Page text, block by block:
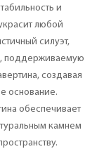
и
любой
силуэт,
поддерживаемую
создавая
основание.
обеспечивает
камнем